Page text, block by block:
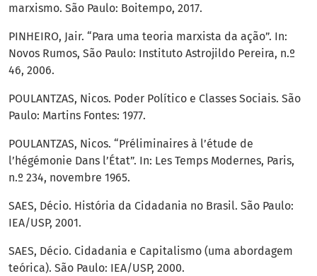
marxismo. São Paulo: Boitempo, 2017.
PINHEIRO, Jair. “Para uma teoria marxista da ação”. In:
Novos Rumos, São Paulo: Instituto Astrojildo Pereira, n.º
46, 2006.
POULANTZAS, Nicos. Poder Político e Classes Sociais. São
Paulo: Martins Fontes: 1977.
POULANTZAS, Nicos. “Préliminaires à l’étude de
l’hégémonie Dans l’État”. In: Les Temps Modernes, Paris,
n.º 234, novembre 1965.
SAES, Décio. História da Cidadania no Brasil. São Paulo:
IEA/USP, 2001.
SAES, Décio. Cidadania e Capitalismo (uma abordagem
teórica). São Paulo: IEA/USP, 2000.